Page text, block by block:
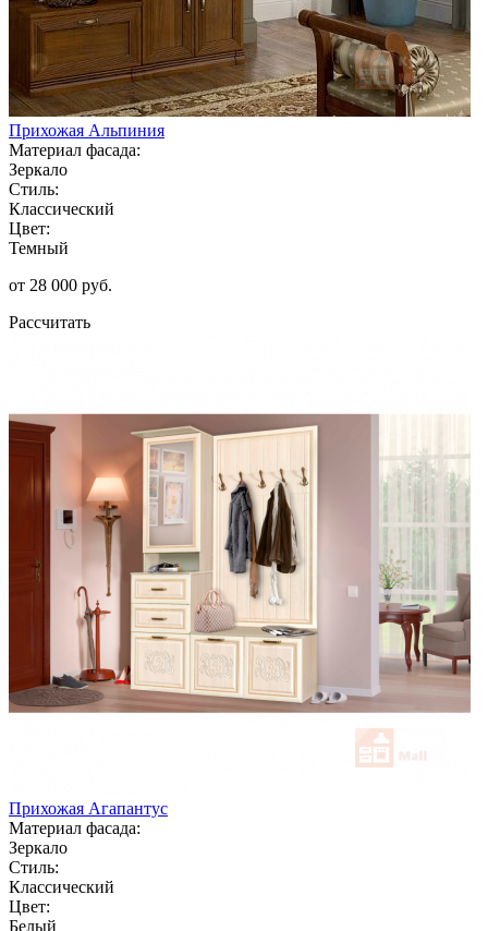
Прихожая Альпиния
Материал фасада:
Зеркало
Стиль:
Классический
Цвет:
Темный
от 28 000 руб.
Рассчитать
Прихожая Агапантус
Материал фасада:
Зеркало
Стиль:
Классический
Цвет:
Белый